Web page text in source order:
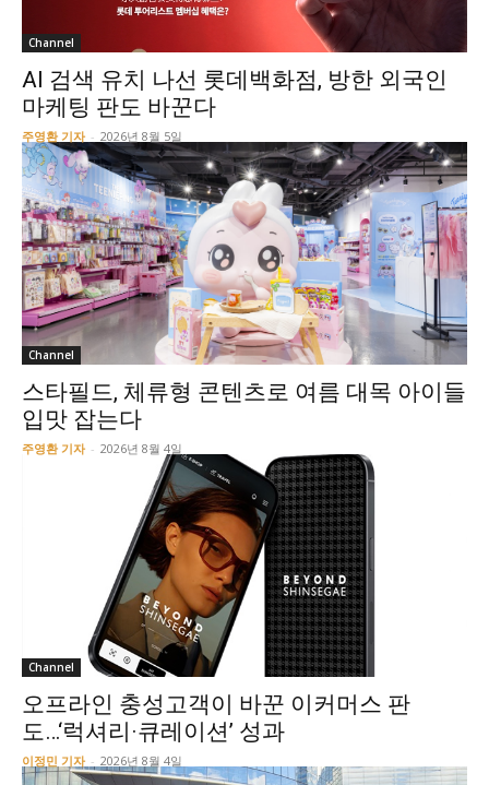
Channel
AI 검색 유치 나선 롯데백화점, 방한 외국인
마케팅 판도 바꾼다
주영환 기자 - 2026년 8월 5일
Channel
스타필드, 체류형 콘텐츠로 여름 대목 아이들
입맛 잡는다
주영환 기자 - 2026년 8월 4일
Channel
오프라인 충성고객이 바꾼 이커머스 판
도…‘럭셔리·큐레이션’ 성과
이정민 기자 - 2026년 8월 4일